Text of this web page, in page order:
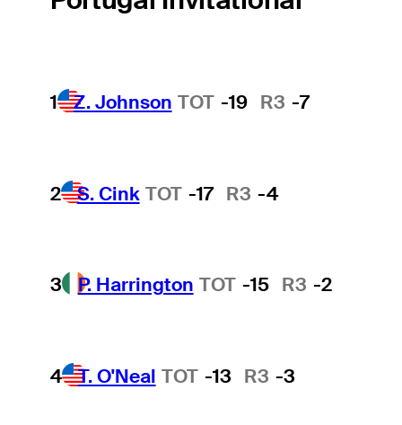
1 Z. Johnson TOT -19 R3 -7
2 S. Cink TOT -17 R3 -4
3 P. Harrington TOT -15 R3 -2
4 T. O'Neal TOT -13 R3 -3